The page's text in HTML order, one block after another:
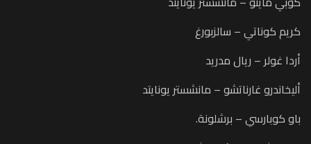
كريم كوناتي – سالزبورغ
أردا غولر – ريال مدريد
أليخاندرو غارناتشو – مانشستر يونايتد
باو كوبارسي – برشلونة.